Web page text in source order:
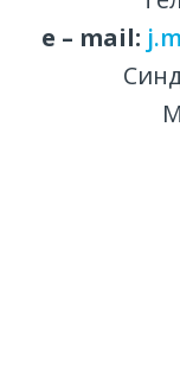
е – mail: